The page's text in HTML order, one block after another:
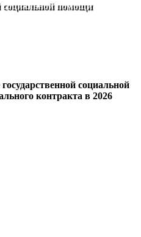
социальной помощи
социальной
контракта в 2026